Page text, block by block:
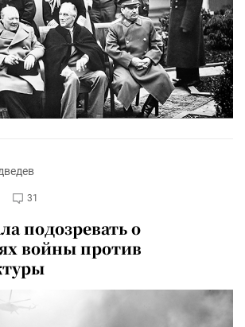
31
подозревать о
войны против